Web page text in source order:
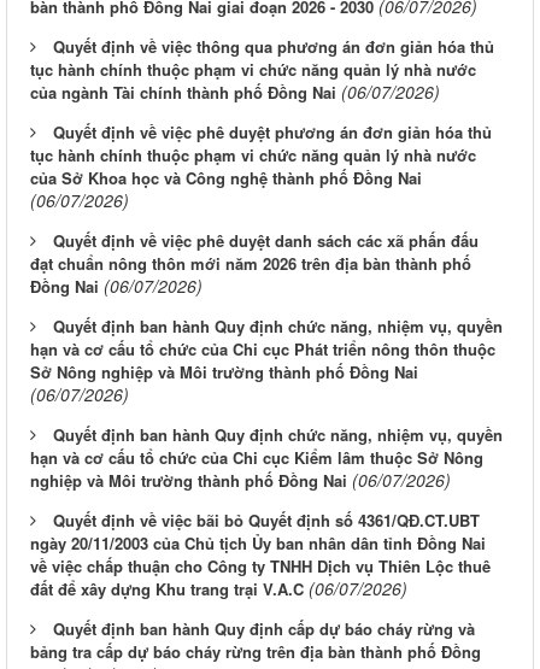
bàn thành phố Đồng Nai giai đoạn 2026 - 2030 (06/07/2026)
Quyết định về việc thông qua phương án đơn giản hóa thủ
tục hành chính thuộc phạm vi chức năng quản lý nhà nước
của ngành Tài chính thành phố Đồng Nai (06/07/2026)
Quyết định về việc phê duyệt phương án đơn giản hóa thủ
tục hành chính thuộc phạm vi chức năng quản lý nhà nước
của Sở Khoa học và Công nghệ thành phố Đồng Nai
(06/07/2026)
Quyết định về việc phê duyệt danh sách các xã phấn đấu
đạt chuẩn nông thôn mới năm 2026 trên địa bàn thành phố
Đồng Nai (06/07/2026)
Quyết định ban hành Quy định chức năng, nhiệm vụ, quyền
hạn và cơ cấu tổ chức của Chi cục Phát triển nông thôn thuộc
Sở Nông nghiệp và Môi trường thành phố Đồng Nai
(06/07/2026)
Quyết định ban hành Quy định chức năng, nhiệm vụ, quyền
hạn và cơ cấu tổ chức của Chi cục Kiểm lâm thuộc Sở Nông
nghiệp và Môi trường thành phố Đồng Nai (06/07/2026)
Quyết định về việc bãi bỏ Quyết định số 4361/QĐ.CT.UBT
ngày 20/11/2003 của Chủ tịch Ủy ban nhân dân tỉnh Đồng Nai
về việc chấp thuận cho Công ty TNHH Dịch vụ Thiên Lộc thuê
đất để xây dựng Khu trang trại V.A.C (06/07/2026)
Quyết định ban hành Quy định cấp dự báo cháy rừng và
bảng tra cấp dự báo cháy rừng trên địa bàn thành phố Đồng